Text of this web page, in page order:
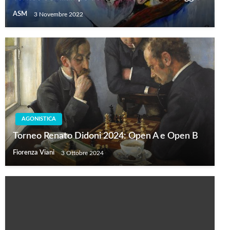
ASM 3 Novembre 2022
AGONISTICA
Torneo Renato Didoni 2024: Open A e Open B
Fiorenza Viani 3 Ottobre 2024